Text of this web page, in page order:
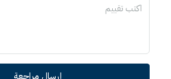
إرسال مراجعة